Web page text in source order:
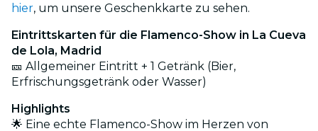
hier, um unsere Geschenkkarte zu sehen.
Eintrittskarten für die Flamenco-Show in La Cueva
de Lola, Madrid
🎫 Allgemeiner Eintritt + 1 Getränk (Bier,
Erfrischungsgetränk oder Wasser)
Highlights
🌟 Eine echte Flamenco-Show im Herzen von